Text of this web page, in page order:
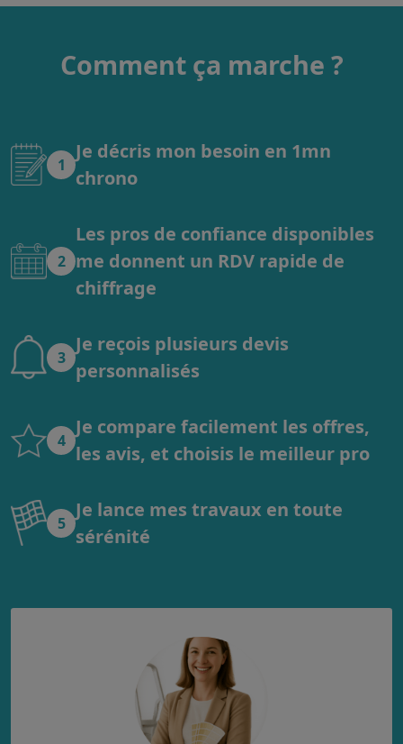
Comment ça marche ?
1
Je décris mon besoin en 1mn
chrono
2
Les pros de confiance disponibles
me donnent un RDV rapide de
chiffrage
3
Je reçois plusieurs devis
personnalisés
4
Je compare facilement les offres,
les avis, et choisis le meilleur pro
5
Je lance mes travaux en toute
sérénité